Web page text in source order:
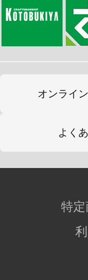
らまるごと
※ショートソ
太ももは素足
【本体の成型
キンカラーA
デバイス」な
1)リラック
オンライ
よく
特